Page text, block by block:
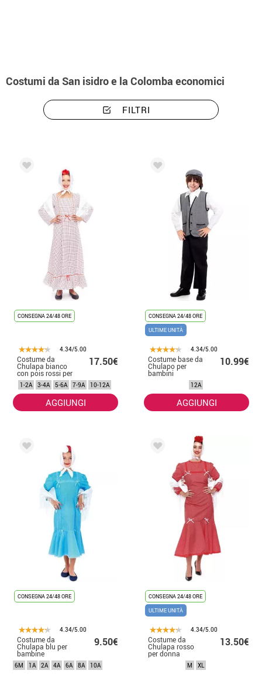
Costumi da San isidro e la Colomba economici
FILTRI
CONSEGNA 24/48 ORE
4.34/5.00
Costume da
Chulapa bianco
con pois rossi per
bambina
17.50€
1-2A 3-4A 5-6A 7-9A 10-12A
AGGIUNGI
CONSEGNA 24/48 ORE
ULTIME UNITÀ
4.34/5.00
Costume base da
Chulapo per
bambini
10.99€
12A
AGGIUNGI
CONSEGNA 24/48 ORE
4.34/5.00
Costume da
Chulapa blu per
bambine
9.50€
6M 1A 2A 4A 6A 8A
10A
CONSEGNA 24/48 ORE
ULTIME UNITÀ
4.34/5.00
Costume da
Chulapa rosso
per donna
13.50€
M XL